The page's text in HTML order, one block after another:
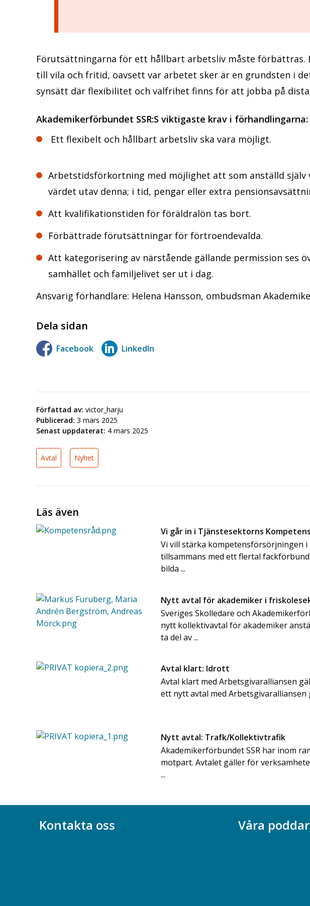
Förutsättningarna för ett hållbart arbetsliv måste förbättras.
till vila och fritid, oavsett var arbetet sker är en grundsten i
synsätt där flexibilitet och valfrihet finns för att jobba på
Akademikerförbundet SSR:S viktigaste krav i förhandlingarna:
Ett flexibelt och hållbart arbetsliv ska vara möjligt.
Arbetstidsförkortning med möjlighet att som anställd själv
värdet utav denna; i tid, pengar eller extra
Att kvalifikationstiden för föräldralön tas bort.
Förbättrade förutsättningar för förtroendevalda.
Att kategorisering av närstående gällande permission ses
samhället och familjelivet ser ut i dag.
Ansvarig förhandlare: Helena Hansson, ombudsman
Dela sidan
Facebook LinkedIn
Författad av: victor_harju
Publicerad: 3 mars 2025
Senast uppdaterat: 4 mars 2025
Avtal Nyhet
Läs även
Vi går in i Tjänstesektorns
Vi vill stärka kompetensförsörjningen
tillsammans med ett flertal
bilda ...
Nytt avtal för akademiker i
Sveriges Skolledare och
nytt kollektivavtal för akademiker
ta del av ...
Avtal klart: Idrott
Avtal klart med Arbetsgivaralliansen
ett nytt avtal med Arbetsgivaralliansen
Nytt avtal: Trafk/Kollektivtrafik
Akademikerförbundet SSR har inom
motpart. Avtalet gäller för
...
Kontakta oss Våra poddar